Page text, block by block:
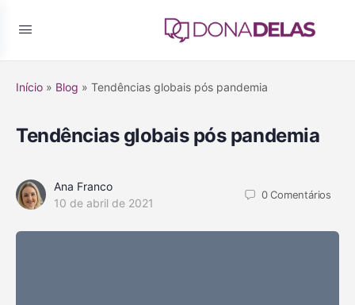
Início » Blog » Tendências globais pós pandemia
Tendências globais pós pandemia
Ana Franco
10 de abril de 2021
0Comentários